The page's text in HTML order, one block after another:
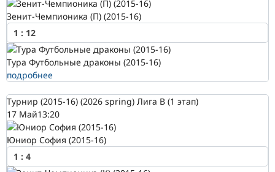
Зенит-Чемпионика (П) (2015-16)
1 : 12
Тура Футбольные драконы (2015-16)
подробнее
Турнир (2015-16) (2026 spring) Лига В (1 этап)
17 Май13:20
Юниор София (2015-16)
1 : 4